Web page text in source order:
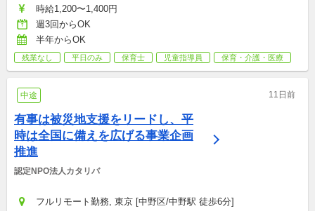
時給1,200〜1,400円
週3回からOK
半年からOK
残業なし 平日のみ 保育士 児童指導員 保育・介護・医療
中途 11日前
有事は被災地支援をリードし、平
時は全国に備えを広げる事業企画
推進
認定NPO法人カタリバ
フルリモート勤務, 東京 [中野区/中野駅 徒歩6分]